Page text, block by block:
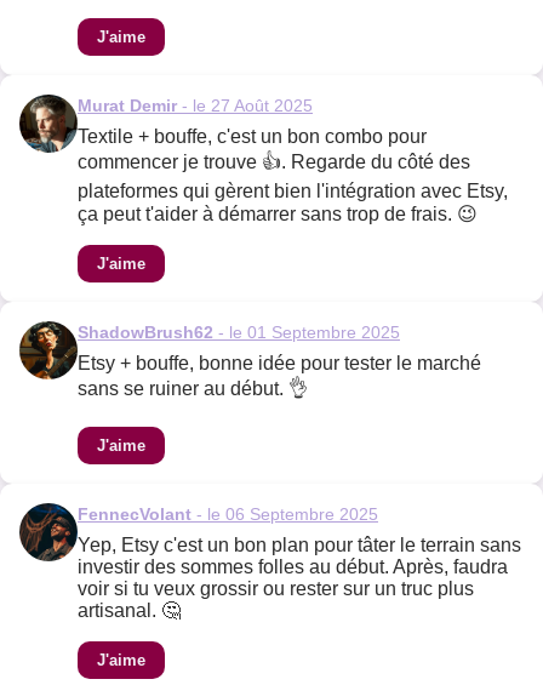
J'aime
Murat Demir - le 27 Août 2025
Textile + bouffe, c'est un bon combo pour
commencer je trouve 👍. Regarde du côté des
plateformes qui gèrent bien l'intégration avec Etsy,
ça peut t'aider à démarrer sans trop de frais. 😉
J'aime
ShadowBrush62 - le 01 Septembre 2025
Etsy + bouffe, bonne idée pour tester le marché
sans se ruiner au début. 👌
J'aime
FennecVolant - le 06 Septembre 2025
Yep, Etsy c'est un bon plan pour tâter le terrain sans
investir des sommes folles au début. Après, faudra
voir si tu veux grossir ou rester sur un truc plus
artisanal. 🤔
J'aime